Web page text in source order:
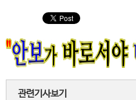
관련기사보기